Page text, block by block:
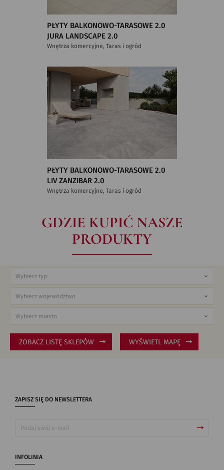
PŁYTY BALKONOWO-TARASOWE 2.0
JURA LANDSCAPE 2.0
Wnętrza komercyjne, Taras i ogród
PŁYTY BALKONOWO-TARASOWE 2.0
LIV ZANZIBAR 2.0
Wnętrza komercyjne, Taras i ogród
GDZIE KUPIĆ NASZE
PRODUKTY
ZOBACZ LISTĘ SKLEPÓW WYŚWIETL MAPĘ
ZAPISZ SIĘ DO NEWSLETTERA
INFOLINIA